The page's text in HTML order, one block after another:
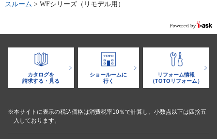
スルーム > WFシリーズ（リモデル用）
カタログを
請求する・見る
ショールームに
行く
リフォーム情報
（TOTOリフォーム）
※本サイトに表示の税込価格は消費税率10％で計算し、小数点以下は四捨五
入しております。